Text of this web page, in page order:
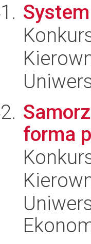
forma